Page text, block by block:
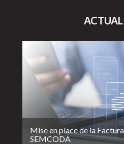
Mise en place de la
SEMCODA